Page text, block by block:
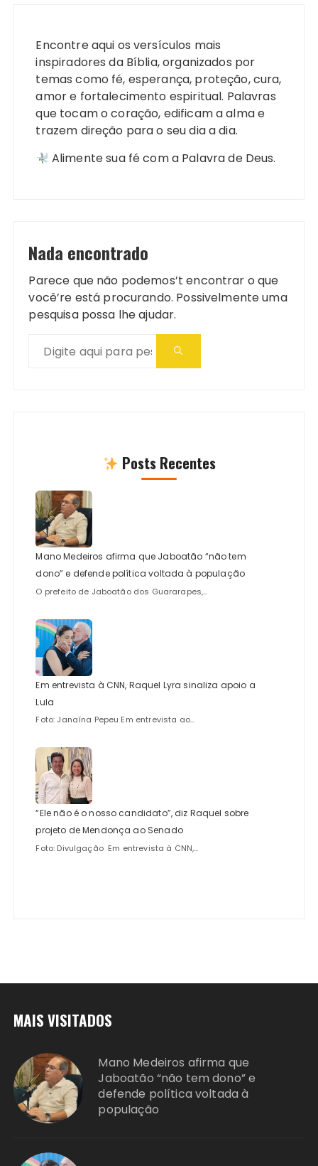
Encontre aqui os versículos mais
inspiradores da Bíblia, organizados por
temas como fé, esperança, proteção, cura,
amor e fortalecimento espiritual. Palavras
que tocam o coração, edificam a alma e
trazem direção para o seu dia a dia.
Alimente sua fé com a Palavra de Deus.
Nada encontrado
Parece que não podemos’t encontrar o que
você’re está procurando. Possivelmente uma
pesquisa possa lhe ajudar.
Posts Recentes
Mano Medeiros afirma que Jaboatão “não tem
dono” e defende política voltada à população
O prefeito de Jaboatão dos Guararapes,...
Em entrevista à CNN, Raquel Lyra sinaliza apoio a
Lula
Foto: Janaína Pepeu Em entrevista ao...
“Ele não é o nosso candidato”, diz Raquel sobre
projeto de Mendonça ao Senado
Foto: Divulgação Em entrevista à CNN,...
MAIS VISITADOS
Mano Medeiros afirma que
Jaboatão “não tem dono” e
defende política voltada à
população